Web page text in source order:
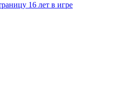
16 лет в игре